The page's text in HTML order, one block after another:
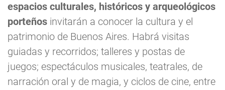
espacios culturales, históricos y arqueológicos
porteños invitarán a conocer la cultura y el
patrimonio de Buenos Aires. Habrá visitas
guiadas y recorridos; talleres y postas de
juegos; espectáculos musicales, teatrales, de
narración oral y de magia, y ciclos de cine, entre